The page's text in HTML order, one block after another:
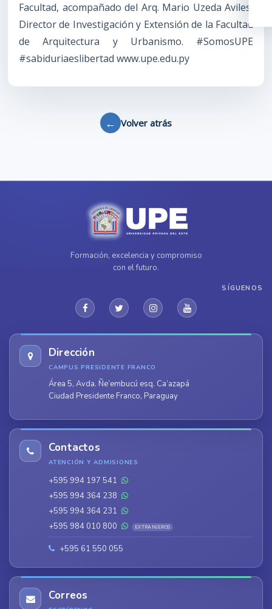
Facultad, acompañado del Arq. Mario Uzeda Aviles,
Director de Investigación y Extensión de la Facultad
de Arquitectura y Urbanismo. #SomosUPE
#sabiduriaeslibertad www.upe.edu.py
← Volver atrás
Formación, excelencia y compromiso
con el futuro.
SÍGUENOS
Dirección
CAMPUS PRESIDENTE FRANCO
Área 5, Avda. Ñe’embucú esq. Ca’azapá
Ciudad Presidente Franco, Paraguay
Contactos
ATENCIÓN Y ADMISIONES
+595 994 197 541
+595 994 364 238
+595 994 364 231
+595 984 010 800
EXTRANJEROS
+595 61 550 055
Correos